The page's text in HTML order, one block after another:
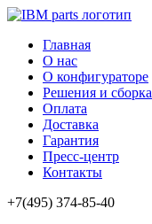
Главная
О нас
О конфигураторе
Решения и сборка
Оплата
Доставка
Гарантия
Пресс-центр
Контакты
+7(495) 374-85-40